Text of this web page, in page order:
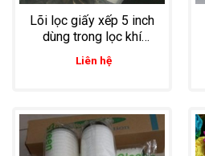
Lõi lọc giấy xếp 5 inch
dùng trong lọc khí
ngành dược, thực
phẩm và công nghiệp
Liên hệ